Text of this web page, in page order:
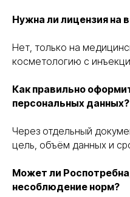
Нужна ли лицензия на
Нет, только на
косметологию с
Как правильно
персональных данных?
Через отдельный
цель, объём данных и
Может ли
несоблюдение норм?
все услуги
этапы